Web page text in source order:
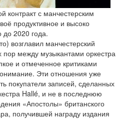
контракт с манчестерским
продуктивное и высоко
до 2020 года.
возглавил манчестерский
пор между музыкантами оркестра
и отмеченное критиками
Эти отношения уже
покупатели записей, сделанных
Hallé, и не в последнюю
«Апостолы» британского
получившей награду издания